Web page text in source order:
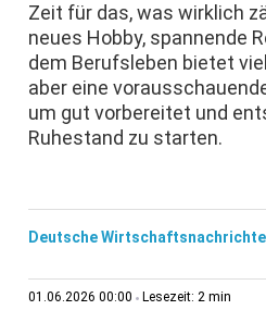
Zeit für das, was wirklich
neues Hobby, spannende
dem Berufsleben bietet
aber eine
um gut vorbereitet und
Ruhestand zu starten.
Deutsche
01.06.2026 00:00 Lesezeit: 2 min